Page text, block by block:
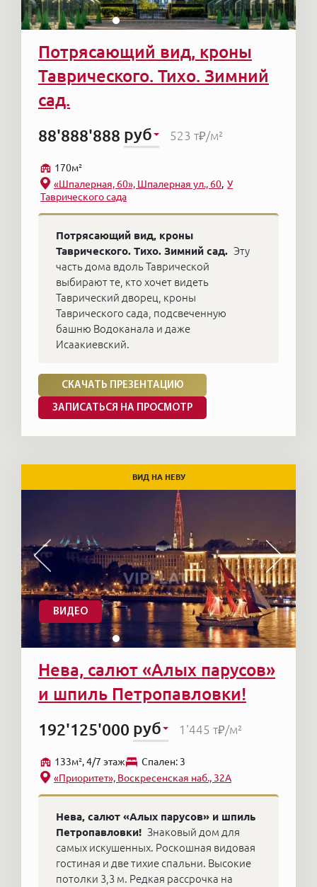
Потрясающий вид, кроны
Таврического. Тихо. Зимний
сад.
88'888'888 руб 523 т₽/м²
170м²
«Шпалерная, 60», Шпалерная ул., 60 У
Таврического сада
Потрясающий вид, кроны
Таврического. Тихо. Зимний сад. Эту
часть дома вдоль Таврической
выбирают те, кто хочет видеть
Таврический дворец, кроны
Таврического сада, подсвеченную
башню Водоканала и даже
Исаакиевский.
СКАЧАТЬ ПРЕЗЕНТАЦИЮ
ЗАПИСАТЬСЯ НА ПРОСМОТР
ВИДЕО
ВИД НА НЕВУ
Нева, салют «Алых парусов»
и шпиль Петропавловки!
192'125'000 руб 1'445 т₽/м²
133м², 4/7 этаж
Cпален: 3
«Приоритет», Воскресенская наб., 32А
Нева, салют «Алых парусов» и шпиль
Петропавловки! Знаковый дом для
самых искушенных. Роскошная видовая
гостиная и две тихие спальни. Высокие
потолки 3,3 м. Редкая рассрочка на